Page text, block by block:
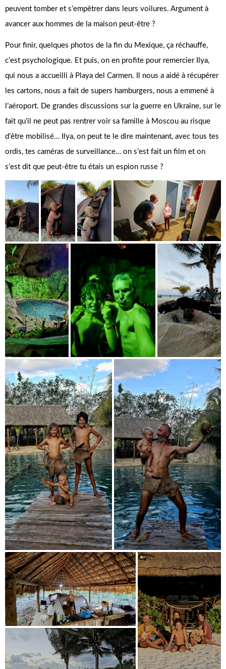
peuvent tomber et s’empêtrer dans leurs voilures. Argument à
avancer aux hommes de la maison peut-être ?
Pour finir, quelques photos de la fin du Mexique, ça réchauffe,
c’est psychologique. Et puis, on en profite pour remercier Ilya,
qui nous a accueilli à Playa del Carmen. Il nous a aidé à récupérer
les cartons, nous a fait de supers hamburgers, nous a emmené à
l’aéroport. De grandes discussions sur la guerre en Ukraine, sur le
fait qu’il ne peut pas rentrer voir sa famille à Moscou au risque
d’être mobilisé… Ilya, on peut te le dire maintenant, avec tous tes
ordis, tes caméras de surveillance… on s’est fait un film et on
s’est dit que peut-être tu étais un espion russe ?